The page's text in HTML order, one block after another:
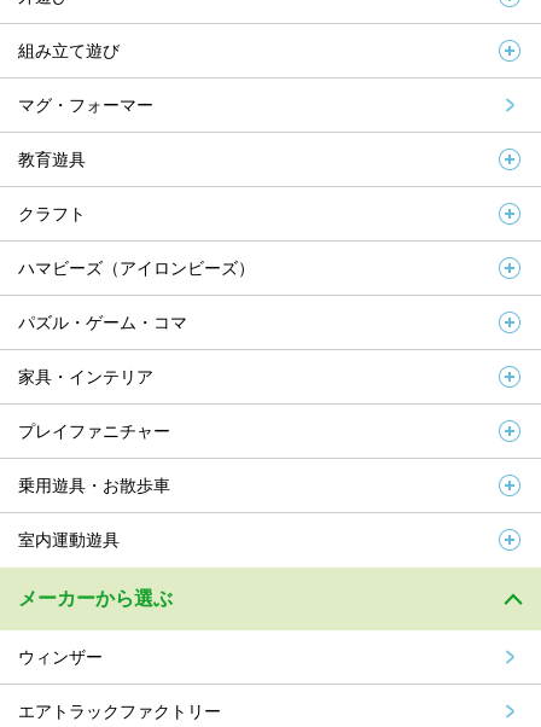
組み立て遊び
マグ・フォーマー
教育遊具
クラフト
ハマビーズ（アイロンビーズ）
パズル・ゲーム・コマ
家具・インテリア
プレイファニチャー
乗用遊具・お散歩車
室内運動遊具
メーカーから選ぶ
ウィンザー
エアトラックファクトリー